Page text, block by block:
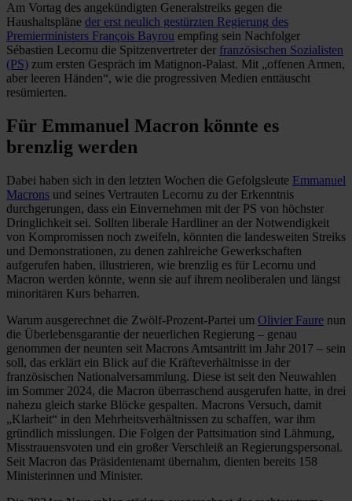
Am Vortag des angekündigten Generalstreiks gegen die
Haushaltspläne der erst neulich gestürzten Regierung des
Premierministers François Bayrou empfing sein Nachfolger
Sébastien Lecornu die Spitzenvertreter der französischen Sozialisten
(PS) zum ersten Gespräch im Matignon-Palast. Mit „offenen Armen,
aber leeren Händen“, wie die progressiven Medien enttäuscht
resümierten.
Für Emmanuel Macron könnte es
brenzlig werden
Dabei haben sich in den letzten Wochen die Gefolgsleute Emmanuel
Macrons und seines Vertrauten Lecornu zu der Erkenntnis
durchgerungen, dass ein Einvernehmen mit der PS von höchster
Dringlichkeit sei. Sollten liberale Hardliner an der Notwendigkeit
von Kompromissen noch zweifeln, könnten die landesweiten Streiks
und Demonstrationen, zu denen zahlreiche Gewerkschaften
aufgerufen haben, illustrieren, wie brenzlig es für Lecornu und
Macron werden könnte, wenn sie auf ihrem neoliberalen und längst
minoritären Kurs beharren.
Warum ausgerechnet die Zwölf-Prozent-Partei um Olivier Faure nun
die Überlebensgarantie der neuerlichen Regierung – genau
genommen der neunten seit Macrons Amtsantritt im Jahr 2017 – sein
soll, das erklärt ein Blick auf die Kräfteverhältnisse in der
französischen Nationalversammlung. Diese ist seit den Neuwahlen
im Sommer 2024, die Macron überraschend ausgerufen hatte, in drei
nahezu gleich starke Blöcke gespalten. Macrons Versuch, damit
„Klarheit“ in den Mehrheitsverhältnissen zu schaffen, war ihm
gründlich misslungen. Die Folgen der Pattsituation sind Lähmung,
Misstrauensvoten und ein großer Verschleiß an Regierungspersonal.
Seit Macron das Präsidentenamt übernahm, dienten bereits 158
Ministerinnen und Minister.